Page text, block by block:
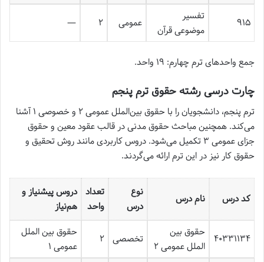
۹۱۵
تفسیر
موضوعی قرآن
عمومی ۲ —
جمع واحدهای ترم چهارم: ۱۹ واحد.
چارت درسی رشته حقوق ترم پنجم
ترم پنجم، دانشجویان را با حقوق بین‌الملل عمومی ۲ و خصوصی ۱ آشنا
می‌کند. همچنین مباحث حقوق مدنی در قالب عقود معین و حقوق
جزای عمومی ۳ تکمیل می‌شود. دروس کاربردی مانند روش تحقیق و
حقوق کار نیز در این ترم ارائه می‌گردند.
کد درس نام درس
نوع
درس
تعداد
واحد
دروس پیشنیاز و
هم‌نیاز
۴۰۳۳۱۱۳۴
حقوق بین
الملل عمومی ۲
تخصصی ۲
حقوق بین الملل
عمومی ۱